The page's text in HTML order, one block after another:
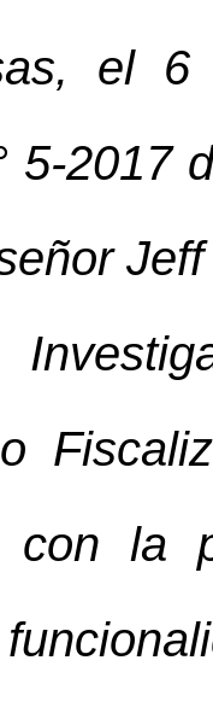
el 6
5-2017
con la